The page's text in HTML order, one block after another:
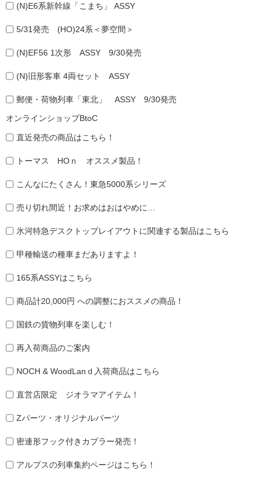
(N)E6系新幹線「こまち」 ASSY
5/31発売 (HO)24系＜夢空間＞
(N)EF56 1次形 ASSY 9/30発売
(N)旧形客車 4両セット ASSY
郵便・荷物列車「東北」 ASSY 9/30発売
オンラインショップBtoC
直近発売の商品はこちら！
トーマス HOｎ オススメ製品！
こんなにたくさん！東急5000系シリーズ
売り切れ間近！お求めはおはやめに…
氷河特急デスクトップレイアウトに関連する製品はこちら
甲種輸送の種車まだありますよ！
165系ASSYはこちら
商品計20,000円 への調整におススメの商品！
国鉄の貨物列車を楽しむ！
再入荷商品のご案内
NOCH & WoodLanｄ入荷商品はこちら
直営店限定 ジオラマアイテム！
Zパーツ・オリジナルパーツ
密連形フック付きカプラー発売！
アルプスの列車集約ページはこちら！